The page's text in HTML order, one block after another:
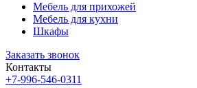
Мебель для прихожей
Мебель для кухни
Шкафы
Заказать звонок
Контакты
+7-996-546-0311